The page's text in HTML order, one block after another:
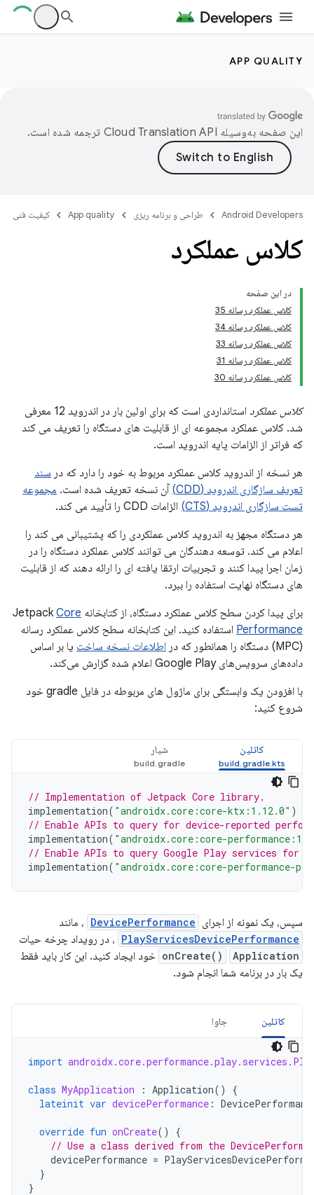
APP QUALITY
این صفحه به‌وسیله ترجمه شده است.
Android Developers طراحی و برنامه ریزی App quality کیفیت فنی
کلاس عملکرد
در این صفحه
کلاس عملکرد رسانه 35
کلاس عملکرد رسانه 34
کلاس عملکرد رسانه 33
کلاس عملکرد رسانه 31
کلاس عملکرد رسانه 30
کلاس عملکرد
استانداردی است که برای اولین بار در اندروید 12 معرفی
شد. کلاس عملکرد مجموعه ای از قابلیت های دستگاه را تعریف می کند
که فراتر از الزامات پایه اندروید است.
هر نسخه از اندروید کلاس عملکرد مربوط به خود را دارد که در سند
تعریف سازگاری اندروید (CDD)
آن نسخه تعریف شده است. مجموعه
تست سازگاری اندروید (CTS)
الزامات CDD را تأیید می کند.
هر دستگاه مجهز به اندروید کلاس عملکردی را که پشتیبانی می کند را
اعلام می کند. توسعه دهندگان می توانند کلاس عملکرد دستگاه را در
زمان اجرا پیدا کنند و تجربیات ارتقا یافته ای را ارائه دهند که از قابلیت
های دستگاه نهایت استفاده را ببرد.
برای پیدا کردن سطح کلاس عملکرد دستگاه، از کتابخانه Jetpack Core
Performance استفاده کنید. این کتابخانه سطح کلاس عملکرد رسانه
(MPC) دستگاه را همانطور که در
اطلاعات نسخه ساخت یا بر اساس
داده‌های سرویس‌های Google Play اعلام شده گزارش می‌کند.
با افزودن یک وابستگی برای ماژول های مربوطه در فایل gradle خود
شروع کنید:
کاتلین شیار
// Implementation of Jetpack Core library.
implementation( "androidx.core:core-ktx:1.12.0" )
// Enable APIs to query for device-reported
implementation( "androidx.core:core-
// Enable APIs to query Google Play services for
implementation( "androidx.core:core-performance-
سپس، یک نمونه از اجرای DevicePerformance ، مانند
PlayServicesDevicePerformance ، در رویداد چرخه حیات
onCreate() Application
خود ایجاد کنید. این کار باید فقط
یک بار در برنامه شما انجام شود.
کاتلین جاوا
import
class MyApplication : Application()
{
lateinit var devicePerformance :
override fun onCreate()
{
// Use a class derived from the
devicePerformance =
}
}